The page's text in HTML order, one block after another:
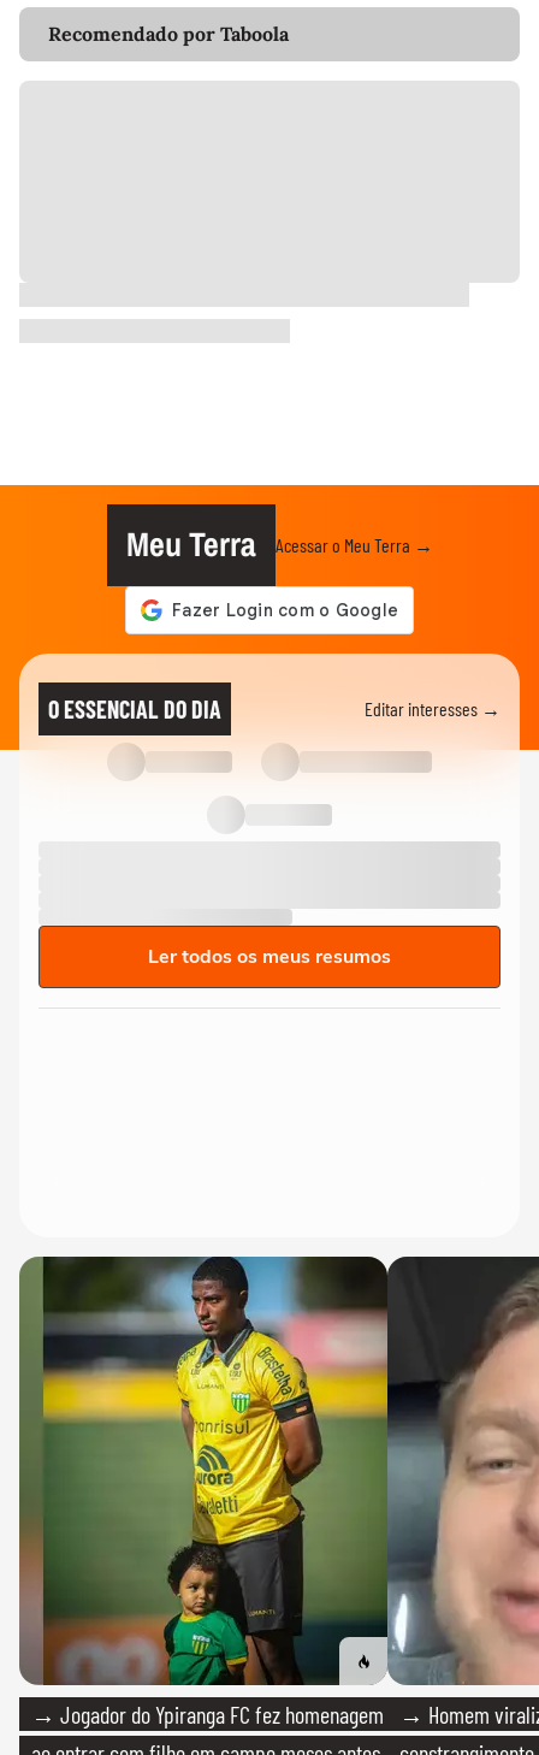
Recomendado por Taboola
Meu Terra Acessar o Meu Terra →
O ESSENCIAL DO DIA Editar interesses →
Ler todos os meus resumos
→ Jogador do Ypiranga FC fez homenagem
→ Homem